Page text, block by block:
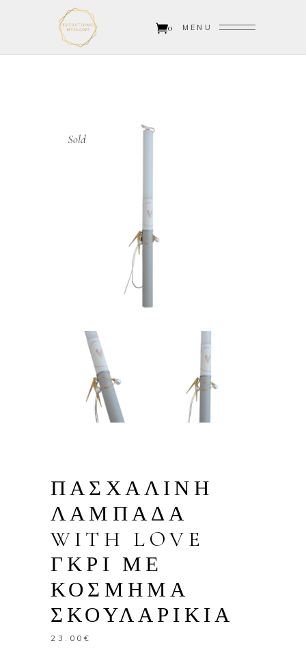
0 MENU
Sold
ΠΑΣΧΑΛΙΝΗ
ΛΑΜΠΑΔΑ
WITH LOVE
ΓΚΡΙ ΜΕ
ΚΟΣΜΗΜΑ
ΣΚΟΥΛΑΡΙΚΙΑ
23.00 €